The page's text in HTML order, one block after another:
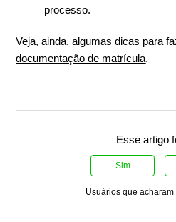
processo.
Veja, ainda, algumas dicas para
documentação de matrícula.
Esse artigo
Sim
Usuários que